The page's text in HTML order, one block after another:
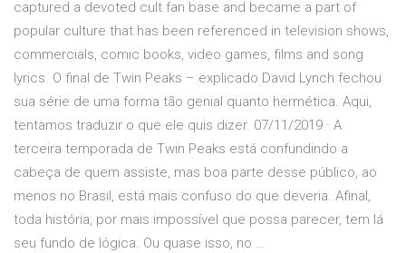
captured a devoted cult fan base and became a part of
popular culture that has been referenced in television shows,
commercials, comic books, video games, films and song
lyrics. O final de Twin Peaks – explicado David Lynch fechou
sua série de uma forma tão genial quanto hermética. Aqui,
tentamos traduzir o que ele quis dizer. 07/11/2019 · A
terceira temporada de Twin Peaks está confundindo a
cabeça de quem assiste, mas boa parte desse público, ao
menos no Brasil, está mais confuso do que deveria. Afinal,
toda história, por mais impossível que possa parecer, tem lá
seu fundo de lógica. Ou quase isso, no …